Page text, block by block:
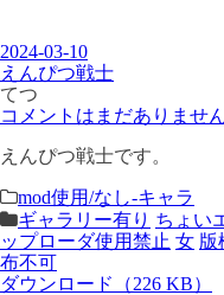
2024-03-10
えんぴつ戦士
てつ
コメントはまだありませ
えんぴつ戦士です。
mod使用/なし-キャラ
ギャラリー有り ちょい
ップローダ使用禁止 女 版
布不可
ダウンロード（226 KB）